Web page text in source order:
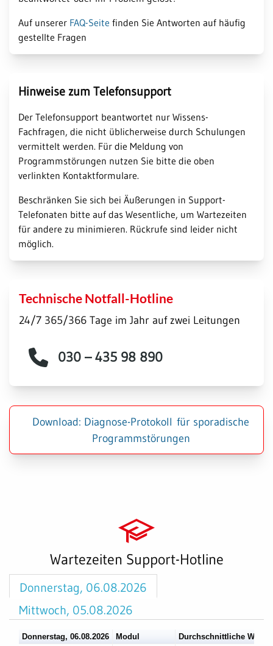
Auf unserer FAQ-Seite finden Sie Antworten auf häufig
gestellte Fragen
Hinweise zum Telefonsupport
Der Telefonsupport beantwortet nur Wissens-
Fachfragen, die nicht üblicherweise durch Schulungen
vermittelt werden. Für die Meldung von
Programmstörungen nutzen Sie bitte die oben
verlinkten Kontaktformulare.
Beschränken Sie sich bei Äußerungen in Support-
Telefonaten bitte auf das Wesentliche, um Wartezeiten
für andere zu minimieren. Rückrufe sind leider nicht
möglich.
Technische Notfall-Hotline
24/7 365/366 Tage im Jahr auf zwei Leitungen
030 – 435 98 890
Download: Diagnose-Protokoll für sporadische
Programmstörungen
Wartezeiten Support-Hotline
Donnerstag, 06.08.2026
Mittwoch, 05.08.2026
Donnerstag, 06.08.2026 Modul Durchschnittliche